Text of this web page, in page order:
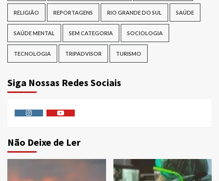
RELIGIÃO REPORTAGENS RIO GRANDE DO SUL SAÚDE
SAÚDE MENTAL SEM CATEGORIA SOCIOLOGIA
TECNOLOGIA TRIPADVISOR TURISMO
Siga Nossas Redes Sociais
Não Deixe de Ler